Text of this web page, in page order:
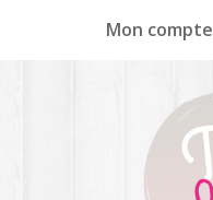
Mon compte